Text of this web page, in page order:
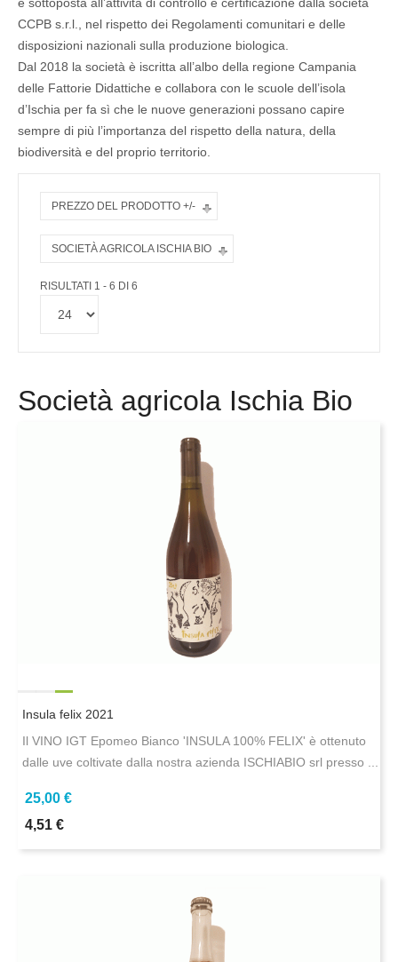
CCPB s.r.l., nel rispetto dei Regolamenti comunitari e delle
disposizioni nazionali sulla produzione biologica.
Dal 2018 la società è iscritta all’albo della regione Campania
delle Fattorie Didattiche e collabora con le scuole dell’isola
d’Ischia per fa sì che le nuove generazioni possano capire
sempre di più l’importanza del rispetto della natura, della
biodiversità e del proprio territorio.
PREZZO DEL PRODOTTO +/-
SOCIETÀ AGRICOLA ISCHIA BIO
RISULTATI 1 - 6 DI 6
Società agricola Ischia Bio
Insula felix 2021
Il VINO IGT Epomeo Bianco 'INSULA 100% FELIX' è ottenuto
dalle uve coltivate dalla nostra azienda ISCHIABIO srl presso ...
25,00 €
4,51 €